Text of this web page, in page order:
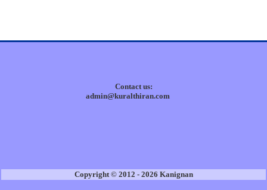
Contact us:
admin@kuralthiran.com
Copyright © 2012 - 2026 Kanignan